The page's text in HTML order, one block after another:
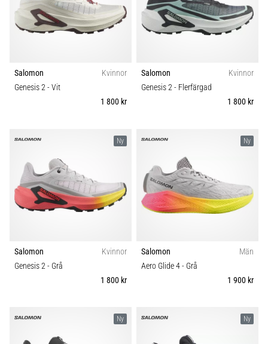
Salomon
Kvinnor
Genesis 2- Vit
1 800 kr
Salomon
Kvinnor
Genesis 2- Flerfärgad
1 800 kr
Ny
Salomon
Kvinnor
Genesis 2- Grå
1 800 kr
Ny
Salomon
Män
Aero Glide 4- Grå
1 900 kr
Ny Ny